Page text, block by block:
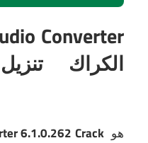
Converter
6.1.0.262 Crack